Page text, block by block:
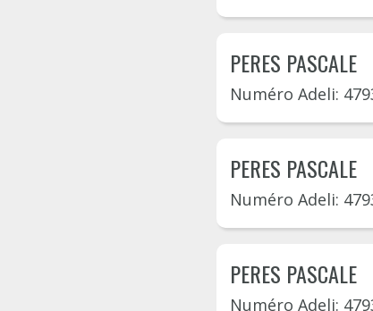
PERES PASCALE
Numéro Adeli:
PERES PASCALE
Numéro Adeli:
PERES PASCALE
Numéro Adeli: